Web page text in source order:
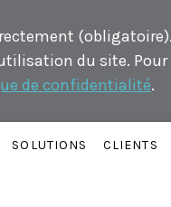
du site.
de confidentialité.
SOLUTIONS CLIENTS